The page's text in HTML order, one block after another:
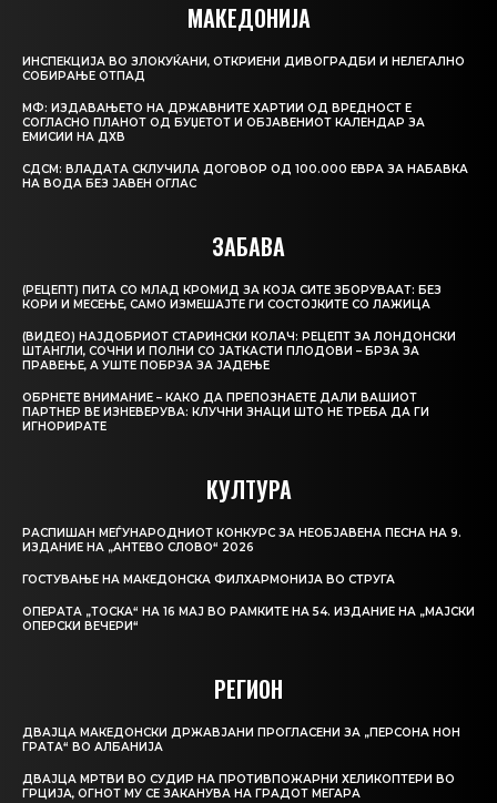
МАКЕДОНИЈА
ИНСПЕКЦИЈА ВО ЗЛОКУЌАНИ, ОТКРИЕНИ ДИВОГРАДБИ И НЕЛЕГАЛНО
СОБИРАЊЕ ОТПАД
МФ: ИЗДАВАЊЕТО НА ДРЖАВНИТЕ ХАРТИИ ОД ВРЕДНОСТ Е
СОГЛАСНО ПЛАНОТ ОД БУЏЕТОТ И ОБЈАВЕНИОТ КАЛЕНДАР ЗА
ЕМИСИИ НА ДХВ
СДСМ: ВЛАДАТА СКЛУЧИЛА ДОГОВОР ОД 100.000 ЕВРА ЗА НАБАВКА
НА ВОДА БЕЗ ЈАВЕН ОГЛАС
ЗАБАВА
(РЕЦЕПТ) ПИТА СО МЛАД КРОМИД ЗА КОЈА СИТЕ ЗБОРУВААТ: БЕЗ
КОРИ И МЕСЕЊЕ, САМО ИЗМЕШАЈТЕ ГИ СОСТОЈКИТЕ СО ЛАЖИЦА
(ВИДЕО) НАЈДОБРИОТ СТАРИНСКИ КОЛАЧ: РЕЦЕПТ ЗА ЛОНДОНСКИ
ШТАНГЛИ, СОЧНИ И ПОЛНИ СО ЈАТКАСТИ ПЛОДОВИ – БРЗА ЗА
ПРАВЕЊЕ, А УШТЕ ПОБРЗА ЗА ЈАДЕЊЕ
ОБРНЕТЕ ВНИМАНИЕ – КАКО ДА ПРЕПОЗНАЕТЕ ДАЛИ ВАШИОТ
ПАРТНЕР ВЕ ИЗНЕВЕРУВА: КЛУЧНИ ЗНАЦИ ШТО НЕ ТРЕБА ДА ГИ
ИГНОРИРАТЕ
КУЛТУРА
РАСПИШАН МЕЃУНАРОДНИОТ КОНКУРС ЗА НЕОБЈАВЕНА ПЕСНА НА 9.
ИЗДАНИЕ НА „АНТЕВО СЛОВО“ 2026
ГОСТУВАЊЕ НА МАКЕДОНСКА ФИЛХАРМОНИЈА ВО СТРУГА
ОПЕРАТА „ТОСКА“ НА 16 МАЈ ВО РАМКИТЕ НА 54. ИЗДАНИЕ НА „МАЈСКИ
ОПЕРСКИ ВЕЧЕРИ“
РЕГИОН
ДВАЈЦА МАКЕДОНСКИ ДРЖАВЈАНИ ПРОГЛАСЕНИ ЗА „ПЕРСОНА НОН
ГРАТА“ ВО АЛБАНИЈА
ДВАЈЦА МРТВИ ВО СУДИР НА ПРОТИВПОЖАРНИ ХЕЛИКОПТЕРИ ВО
ГРЦИЈА, ОГНОТ МУ СЕ ЗАКАНУВА НА ГРАДОТ МЕГАРА